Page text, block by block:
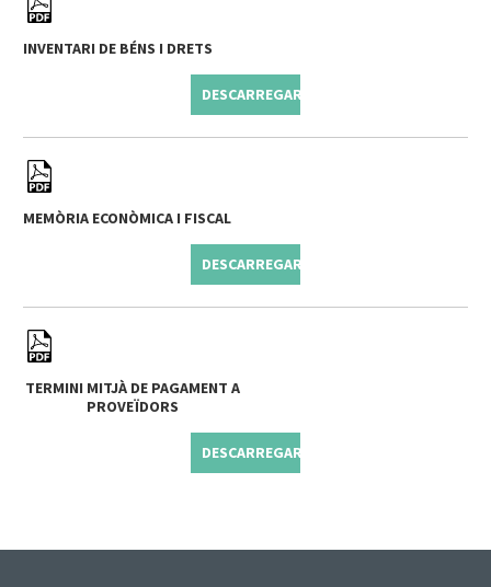
INVENTARI DE BÉNS I DRETS
DESCARREGAR
MEMÒRIA ECONÒMICA I FISCAL
DESCARREGAR
TERMINI MITJÀ DE PAGAMENT A
PROVEÏDORS
DESCARREGAR